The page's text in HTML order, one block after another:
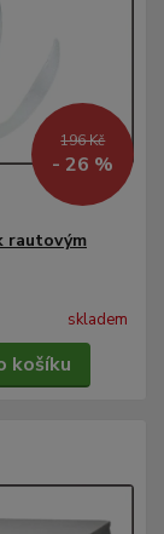
196 Kč
- 26 %
rautovým
skladem
košíku